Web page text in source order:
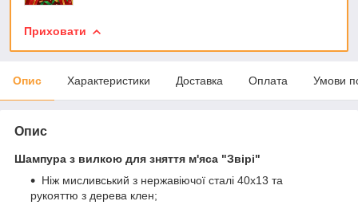
Приховати
Опис Характеристики Доставка Оплата Умови
Опис
Шампура з вилкою для зняття м'яса "Звірі"
Ніж мисливський з нержавіючої сталі 40х13 та
рукояттю з дерева клен;